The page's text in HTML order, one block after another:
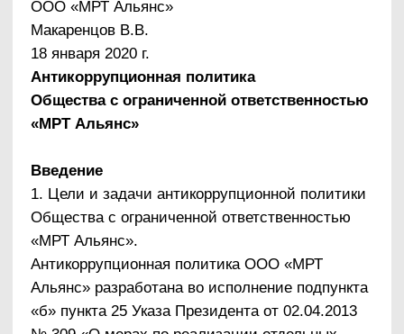
– методическое обеспечение разработки и
реализации мер, направленных на
профилактику и противодействие коррупции в
организации.
Коррупция– злоупотребление служебным
положением, дача взятки, получение взятки,
физическим лицом своего должностного
положения вопреки законным интересам
выгоды в виде денег, ценностей, иного
имущества или услуг имущественного
характера, иных имущественных прав для себя
или для третьих лиц либо незаконное
предоставление такой выгоды указанному лицу
другими физическими лицами. Коррупцией